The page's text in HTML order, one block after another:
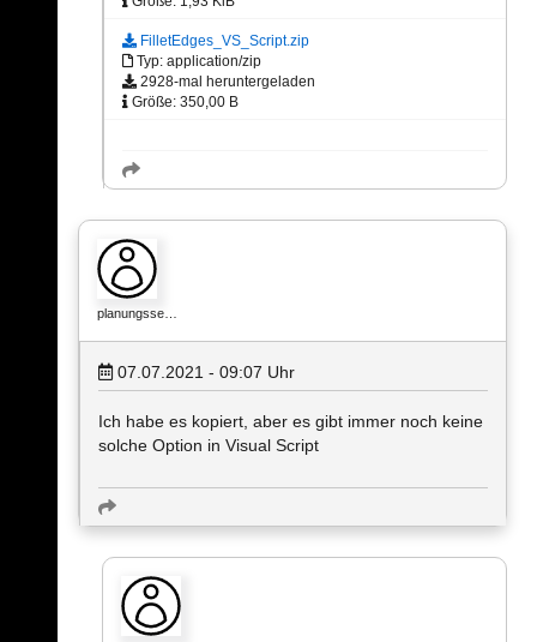
FilletEdges_VS_Script.zip
Typ: application/zip
2928-mal heruntergeladen
Größe: 350,00 B
planungsse…
07.07.2021 - 09:07 Uhr
Ich habe es kopiert, aber es gibt immer noch keine
solche Option in Visual Script